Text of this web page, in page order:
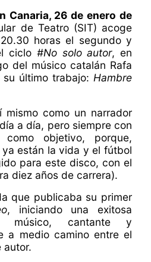
Canaria, 26 de enero de
de Teatro (SIT) acoge
horas el segundo y
ciclo #No solo autor, en
del músico catalán Rafa
último trabajo: Hambre
mismo como un narrador
a día, pero siempre con
como objetivo, porque,
están la vida y el fútbol
para este disco, con el
diez años de carrera).
que publicaba su primer
, iniciando una exitosa
músico, cantante y
a medio camino entre el
autor.